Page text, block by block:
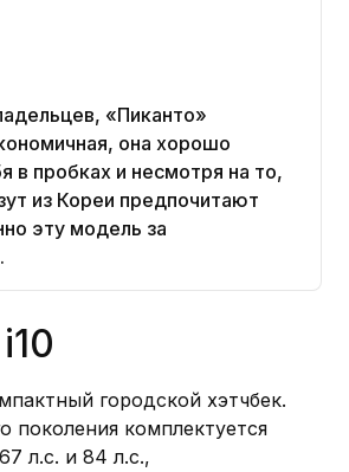
«Пиканто»
она хорошо
в пробках и несмотря на то,
из Кореи предпочитают
эту модель за
городской хэтчбек.
поколения комплектуется
л.с. и 84 л.с.,